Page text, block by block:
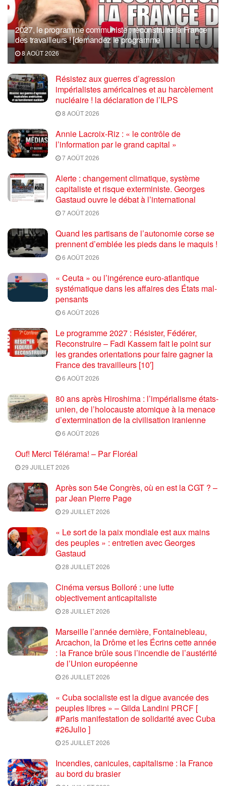
2027, le programme communiste : reconstruire la France
des travailleurs ! [demandez le programme
8 AOÛT 2026
Résistez aux guerres d’agression
impérialistes américaines et au harcèlement
nucléaire ! la déclaration de l’ILPS
8 AOÛT 2026
Annie Lacroix-Riz : « le contrôle de
l’information par le grand capital »
7 AOÛT 2026
Alerte : changement climatique, système
capitaliste et risque exterministe. Georges
Gastaud ouvre le débat à l’international
7 AOÛT 2026
Quand les partisans de l’autonomie corse se
prennent d’emblée les pieds dans le maquis !
6 AOÛT 2026
« Ceuta » ou l’ingérence euro-atlantique
systématique dans les affaires des États mal-
pensants
6 AOÛT 2026
Le programme 2027 : Résister, Fédérer,
Reconstruire – Fadi Kassem fait le point sur
les grandes orientations pour faire gagner la
France des travailleurs [10′]
6 AOÛT 2026
80 ans après Hiroshima : l’impérialisme états-
unien, de l’holocauste atomique à la menace
d’extermination de la civilisation iranienne
6 AOÛT 2026
Ouf! Merci Télérama! – Par Floréal
29 JUILLET 2026
Après son 54e Congrès, où en est la CGT ? –
par Jean Pierre Page
29 JUILLET 2026
« Le sort de la paix mondiale est aux mains
des peuples » : entretien avec Georges
Gastaud
28 JUILLET 2026
Cinéma versus Bolloré : une lutte
objectivement anticapitaliste
28 JUILLET 2026
Marseille l’année dernière, Fontainebleau,
Arcachon, la Drôme et les Écrins cette année
: la France brûle sous l’incendie de l’austérité
de l’Union européenne
26 JUILLET 2026
« Cuba socialiste est la digue avancée des
peuples libres » – Gilda Landini PRCF [
#Paris manifestation de solidarité avec Cuba
#26Julio ]
25 JUILLET 2026
Incendies, canicules, capitalisme : la France
au bord du brasier